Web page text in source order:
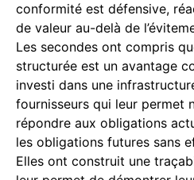
conformité est défensive,
de valeur au-delà de
Les secondes ont compris
structurée est un avantage
investi dans une
fournisseurs qui leur permet
répondre aux obligations
les obligations futures sans
Elles ont construit une